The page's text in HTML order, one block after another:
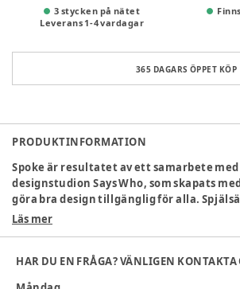
3 stycken på nätet
Leverans 1-4vardagar
365 DAGARS ÖPPET KÖP
PRODUKTINFORMATION
Spoke är resultatet av ett samarbete med
designstudion Says Who, som skapats
göra bra design tillgänglig för alla.
estetik och funktionalitet i ett lätt och
Läs mer
HAR DU EN FRÅGA? VÄNLIGEN KONTAKTA